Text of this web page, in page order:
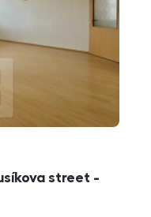
street -